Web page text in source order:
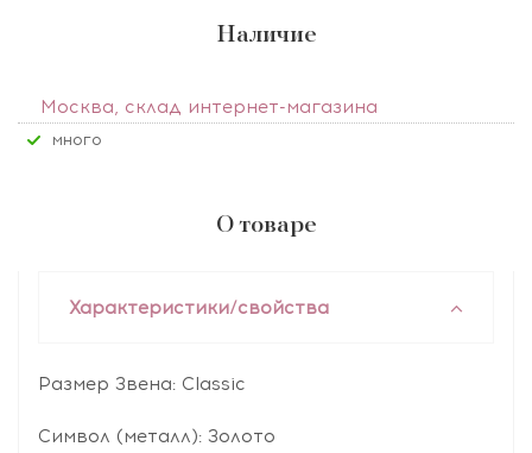
Наличие
Москва, склад интернет-магазина
Много
О товаре
Характеристики/свойства
Размер Звена: Classic
Символ (металл): Золото